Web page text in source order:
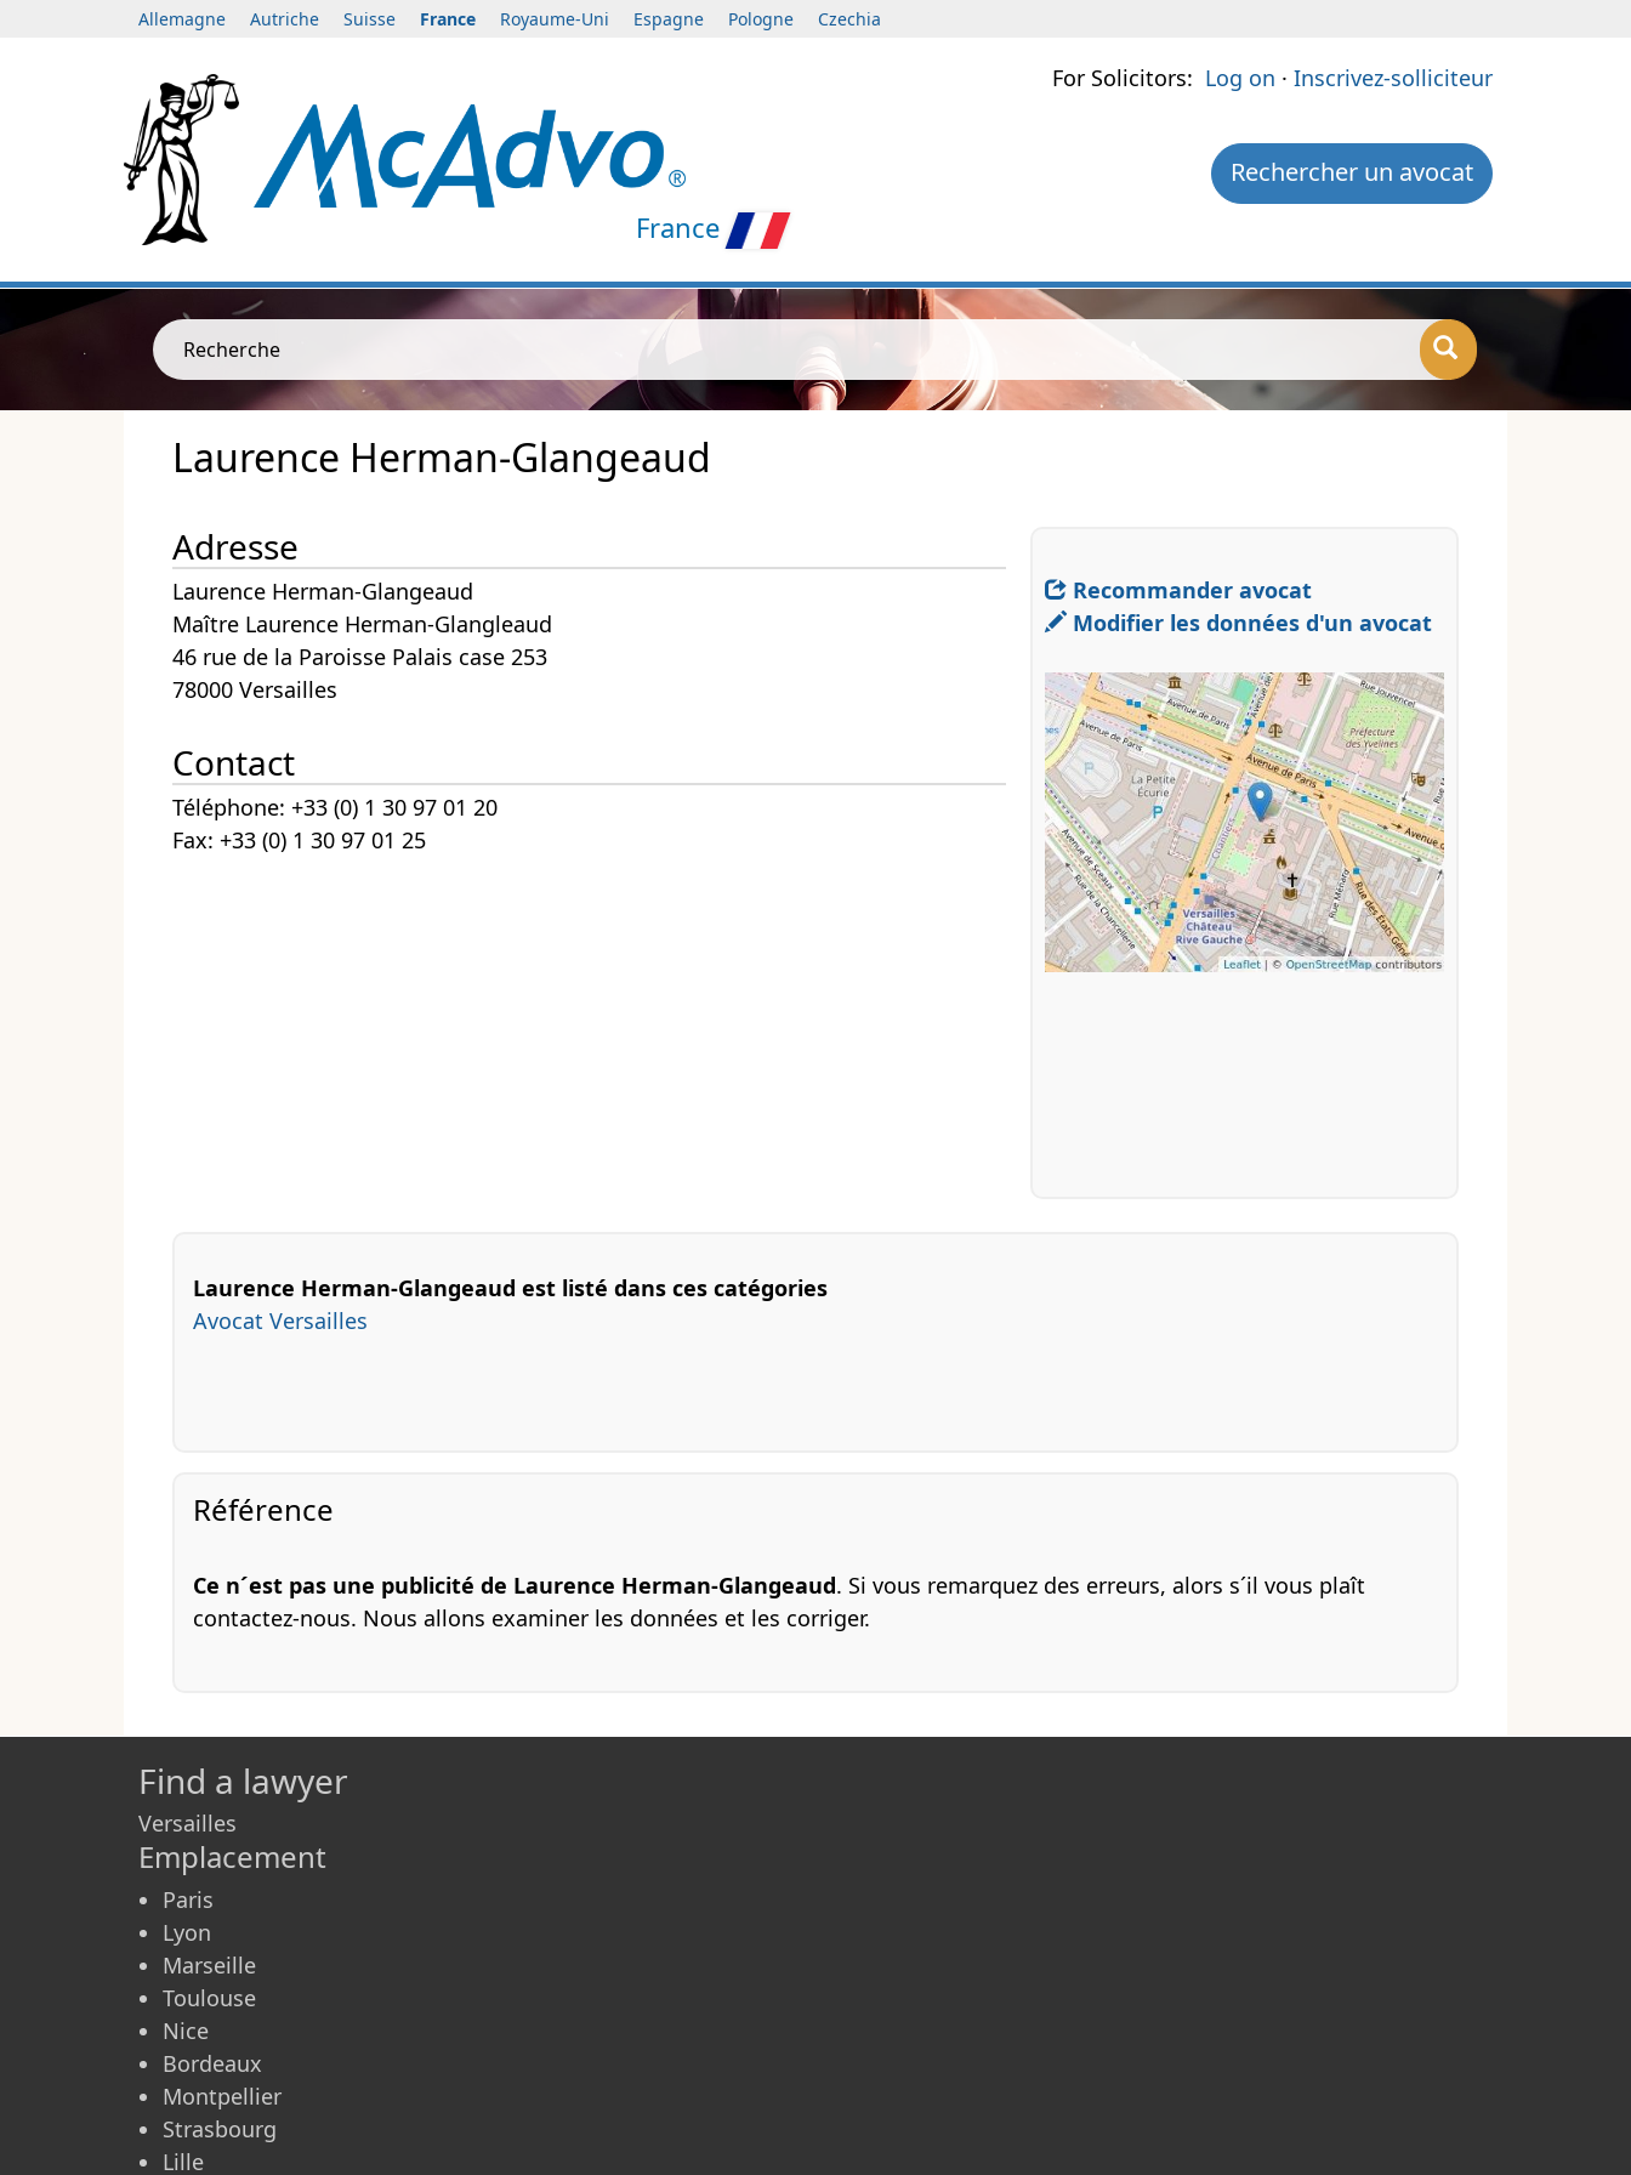
Allemagne Autriche Suisse France Royaume-Uni Espagne Pologne Czechia
France
For Solicitors: Log on · Inscrivez-solliciteur
Rechercher un avocat
Recherche
Laurence Herman-Glangeaud
Adresse
Laurence Herman-Glangeaud
Maître Laurence Herman-Glangleaud
46 rue de la Paroisse Palais case 253
78000 Versailles
Contact
Téléphone: +33 (0) 1 30 97 01 20
Fax: +33 (0) 1 30 97 01 25
Recommander avocat
Modifier les données d'un avocat
Laurence Herman-Glangeaud est listé dans ces catégories
Avocat Versailles
Référence
Ce n´est pas une publicité de Laurence Herman-Glangeaud. Si vous remarquez des erreurs, alors s´il vous plaît
contactez-nous. Nous allons examiner les données et les corriger.
Find a lawyer
Versailles
Emplacement
Paris
Lyon
Marseille
Toulouse
Nice
Bordeaux
Montpellier
Strasbourg
Lille